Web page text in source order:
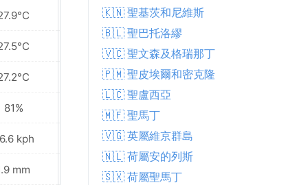
81%
kph
mm
28.0°C
27.6°C
27.2°C
83%
29.9 kph
2.3 mm
🇰🇳 聖基茨和尼維斯
🇧🇱 聖巴托洛繆
🇻🇨 聖文森及格瑞那丁
🇵🇲 聖皮埃爾和密克隆
🇱🇨 聖盧西亞
🇲🇫 聖馬丁
🇻🇬 英屬維京群島
🇳🇱 荷屬安的列斯
🇸🇽 荷屬聖馬丁